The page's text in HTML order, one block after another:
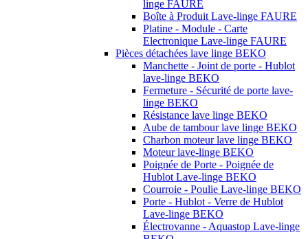
linge FAURE
Boîte à Produit Lave-linge FAURE
Platine - Module - Carte
Electronique Lave-linge FAURE
Pièces détachées lave linge BEKO
Manchette - Joint de porte - Hublot
lave-linge BEKO
Fermeture - Sécurité de porte lave-
linge BEKO
Résistance lave linge BEKO
Aube de tambour lave linge BEKO
Charbon moteur lave linge BEKO
Moteur lave-linge BEKO
Poignée de Porte - Poignée de
Hublot Lave-linge BEKO
Courroie - Poulie Lave-linge BEKO
Porte - Hublot - Verre de Hublot
Lave-linge BEKO
Électrovanne - Aquastop Lave-linge